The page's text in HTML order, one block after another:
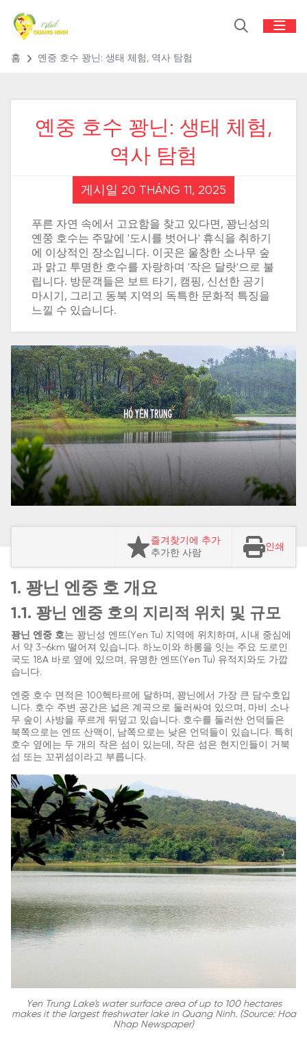
홈 옌중 호수 꽝닌: 생태 체험, 역사 탐험
옌중 호수 꽝닌: 생태 체험,
역사 탐험
게시일 20 THÁNG 11, 2025
푸른 자연 속에서 고요함을 찾고 있다면, 꽝닌성의
옌쭝 호수는 주말에 '도시를 벗어나' 휴식을 취하기
에 이상적인 장소입니다. 이곳은 울창한 소나무 숲
과 맑고 투명한 호수를 자랑하며 '작은 달랏'으로 불
립니다. 방문객들은 보트 타기, 캠핑, 신선한 공기
마시기, 그리고 동북 지역의 독특한 문화적 특징을
느낄 수 있습니다.
즐겨찾기에 추가
추가한 사람
인쇄
1. 꽝닌 엔중 호 개요
1.1. 꽝닌 엔중 호의 지리적 위치 및 규모
꽝닌 엔중 호는 꽝닌성 엔뜨(Yen Tu) 지역에 위치하며, 시내 중심에
서 약 3~6km 떨어져 있습니다. 하노이와 하롱을 잇는 주요 도로인
국도 18A 바로 옆에 있으며, 유명한 엔뜨(Yen Tu) 유적지와도 가깝
습니다.
엔중 호수 면적은 100헥타르에 달하며, 꽝닌에서 가장 큰 담수호입
니다. 호수 주변 공간은 넓은 계곡으로 둘러싸여 있으며, 마비 소나
무 숲이 사방을 푸르게 뒤덮고 있습니다. 호수를 둘러싼 언덕들은
북쪽으로는 엔뜨 산맥이, 남쪽으로는 낮은 언덕들이 있습니다. 특히
호수 옆에는 두 개의 작은 섬이 있는데, 작은 섬은 현지인들이 거북
섬 또는 꼬뀌섬이라고 부릅니다.
Yen Trung Lake's water surface area of up to 100 hectares
makes it the largest freshwater lake in Quang Ninh. (Source: Hoa
Nhap Newspaper)